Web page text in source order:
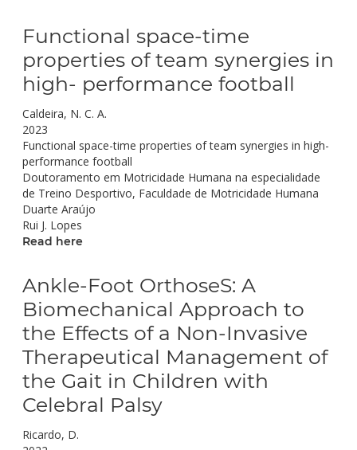
Functional space-time
properties of team synergies in
high- performance football
Caldeira, N. C. A.
2023
Functional space-time properties of team synergies in high-
performance football
Doutoramento em Motricidade Humana na especialidade
de Treino Desportivo, Faculdade de Motricidade Humana
Duarte Araújo
Rui J. Lopes
Read here
Ankle-Foot OrthoseS: A
Biomechanical Approach to
the Effects of a Non-Invasive
Therapeutical Management of
the Gait in Children with
Celebral Palsy
Ricardo, D.